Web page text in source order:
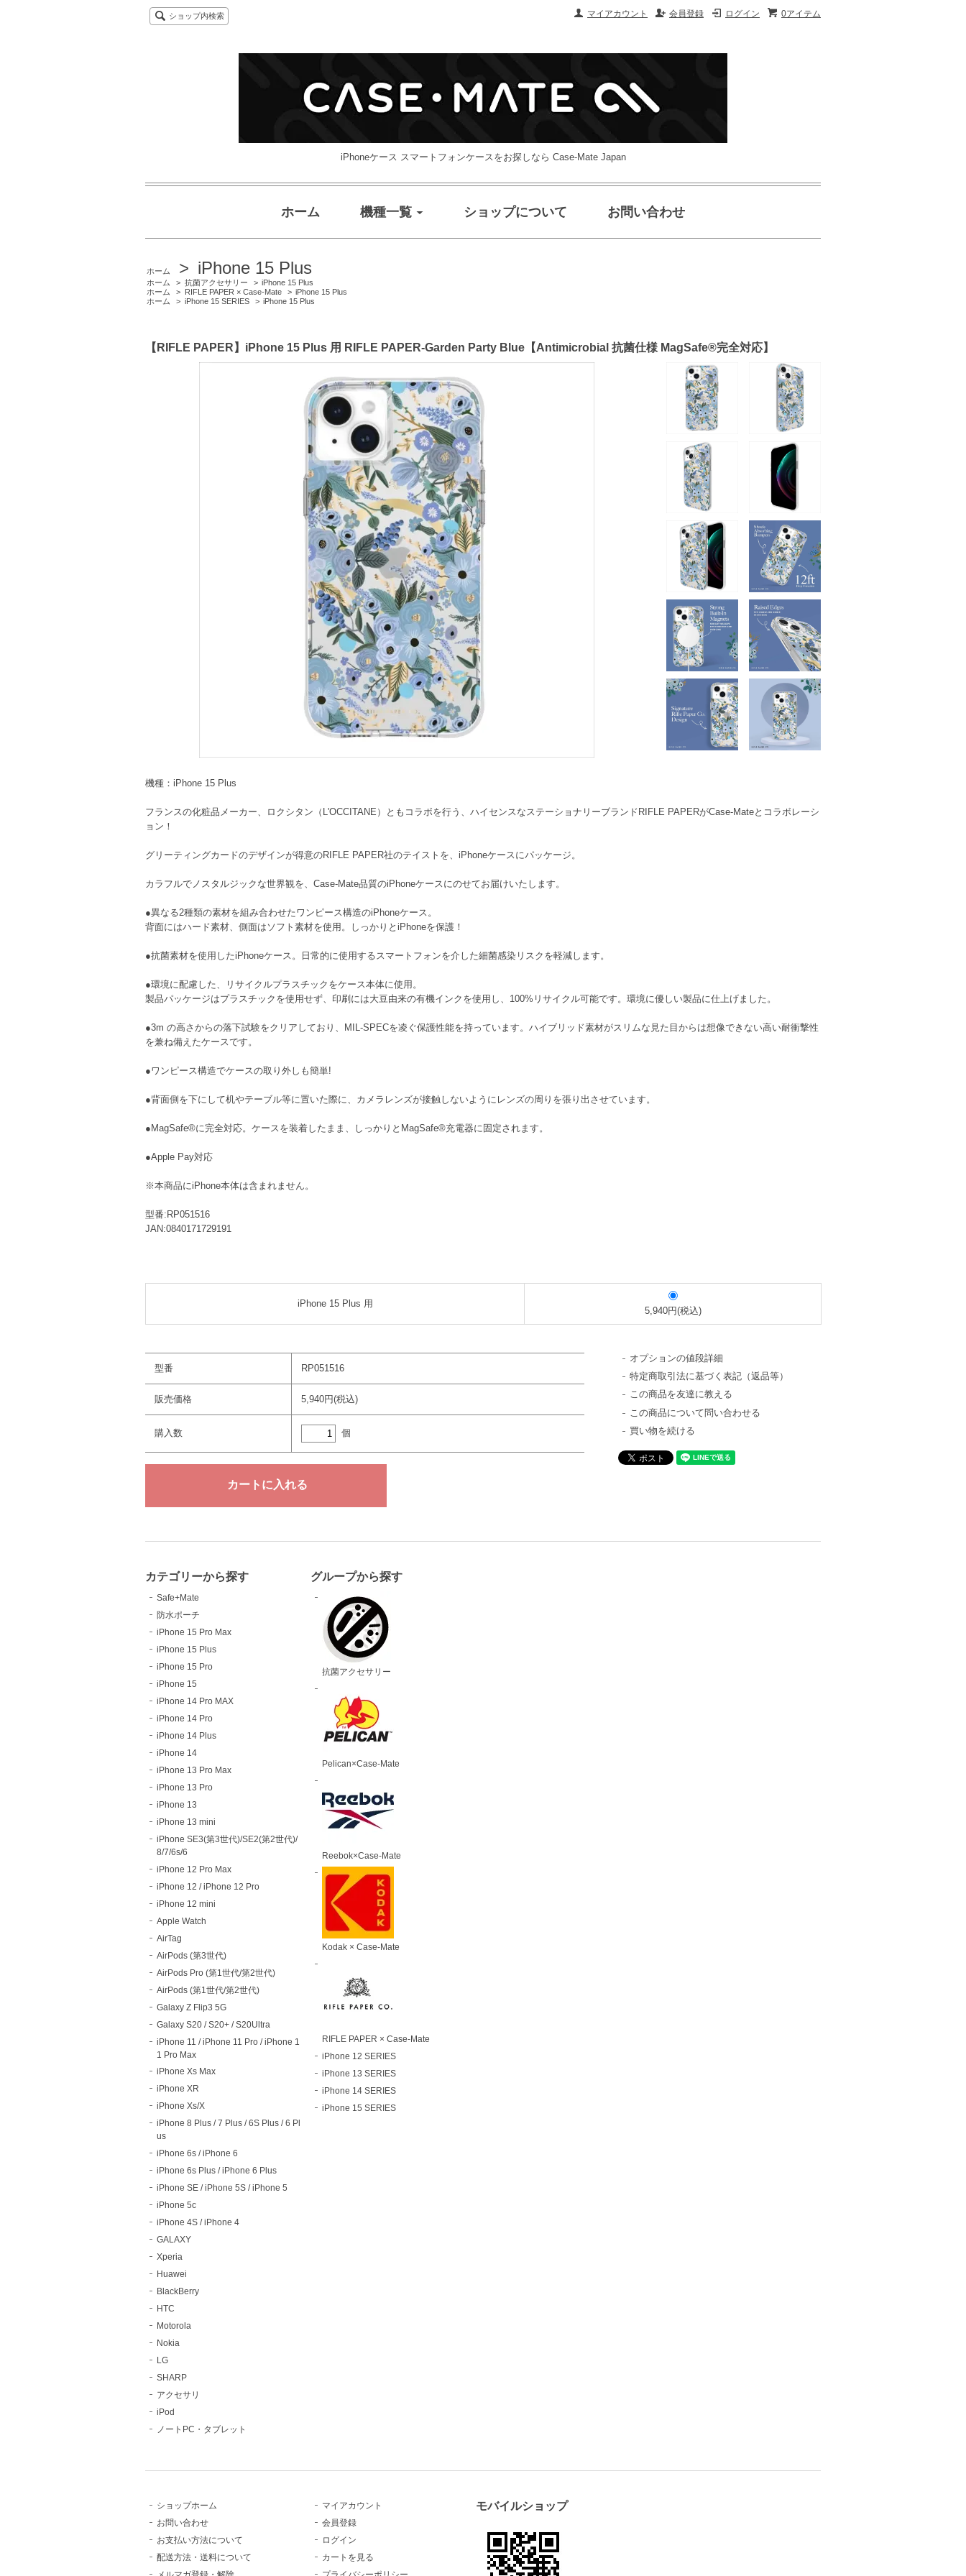
0アイテム
ログイン
会員登録
マイアカウント
ショップ内検索
iPhoneケース スマートフォンケースをお探しなら Case-Mate Japan
ホーム 機種一覧 ショップについて お問い合わせ
ホーム > iPhone 15 Plus
ホーム > 抗菌アクセサリー > iPhone 15 Plus
ホーム
> RIFLE PAPER × Case-Mate > iPhone 15 Plus
ホーム
> iPhone 15 SERIES > iPhone 15 Plus
【RIFLE PAPER】iPhone 15 Plus 用 RIFLE PAPER-Garden Party Blue【Antimicrobial 抗菌仕様 MagSafe®完全対応】
機種：iPhone 15 Plus
フランスの化粧品メーカー、ロクシタン（L'OCCITANE）ともコラボを行う、ハイセンスなステーショナリーブランドRIFLE PAPERがCase-Mateとコラボレーシ
ョン！
グリーティングカードのデザインが得意のRIFLE PAPER社のテイストを、iPhoneケースにパッケージ。
カラフルでノスタルジックな世界観を、Case-Mate品質のiPhoneケースにのせてお届けいたします。
●異なる2種類の素材を組み合わせたワンピース構造のiPhoneケース。
背面にはハード素材、側面はソフト素材を使用。しっかりとiPhoneを保護！
●抗菌素材を使用したiPhoneケース。日常的に使用するスマートフォンを介した細菌感染リスクを軽減します。
●環境に配慮した、リサイクルプラスチックをケース本体に使用。
製品パッケージはプラスチックを使用せず、印刷には大豆由来の有機インクを使用し、100%リサイクル可能です。環境に優しい製品に仕上げました。
●3m の高さからの落下試験をクリアしており、MIL-SPECを凌ぐ保護性能を持っています。ハイブリッド素材がスリムな見た目からは想像できない高い耐衝撃性
を兼ね備えたケースです。
●ワンピース構造でケースの取り外しも簡単!
●背面側を下にして机やテーブル等に置いた際に、カメラレンズが接触しないようにレンズの周りを張り出させています。
●MagSafe®に完全対応。ケースを装着したまま、しっかりとMagSafe®充電器に固定されます。
●Apple Pay対応
※本商品にiPhone本体は含まれません。
型番:RP051516
JAN:0840171729191
iPhone 15 Plus 用
5,940円(税込)
型番 RP051516
販売価格 5,940円(税込)
購入数 個
オプションの値段詳細
特定商取引法に基づく表記（返品等）
この商品を友達に教える
この商品について問い合わせる
買い物を続ける
カテゴリーから探す
Safe+Mate
防水ポーチ
iPhone 15 Pro Max
iPhone 15 Plus
iPhone 15 Pro
iPhone 15
iPhone 14 Pro MAX
iPhone 14 Pro
iPhone 14 Plus
iPhone 14
iPhone 13 Pro Max
iPhone 13 Pro
iPhone 13
iPhone 13 mini
iPhone SE3(第3世代)/SE2(第2世代)/
8/7/6s/6
iPhone 12 Pro Max
iPhone 12 / iPhone 12 Pro
iPhone 12 mini
Apple Watch
AirTag
AirPods (第3世代)
AirPods Pro (第1世代/第2世代)
AirPods (第1世代/第2世代)
Galaxy Z Flip3 5G
Galaxy S20 / S20+ / S20Ultra
iPhone 11 / iPhone 11 Pro / iPhone 1
1 Pro Max
iPhone Xs Max
iPhone XR
iPhone Xs/X
iPhone 8 Plus / 7 Plus / 6S Plus / 6 Pl
us
iPhone 6s / iPhone 6
iPhone 6s Plus / iPhone 6 Plus
iPhone SE / iPhone 5S / iPhone 5
iPhone 5c
iPhone 4S / iPhone 4
GALAXY
Xperia
Huawei
BlackBerry
HTC
Motorola
Nokia
LG
SHARP
アクセサリ
iPod
ノートPC・タブレット
グループから探す
抗菌アクセサリー
Pelican×Case-Mate
Reebok×Case-Mate
Kodak × Case-Mate
RIFLE PAPER × Case-Mate
iPhone 12 SERIES
iPhone 13 SERIES
iPhone 14 SERIES
iPhone 15 SERIES
ショップホーム
お問い合わせ
お支払い方法について
配送方法・送料について
マイアカウント
会員登録
ログイン
カートを見る
モバイルショップ